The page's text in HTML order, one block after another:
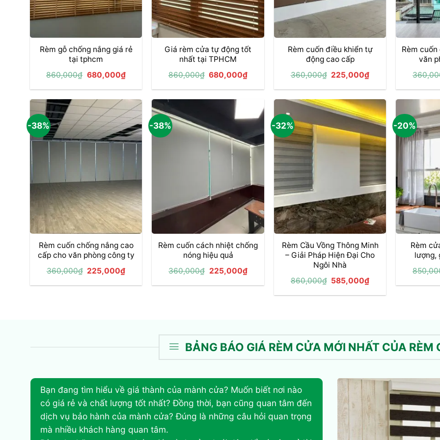
Rèm gỗ chống nắng giá rẻ
tại tphcm
860,000₫ Giá
là:
680,000₫Giá
hiện
tại
680,000₫.
+
Giá rèm cửa tự động tốt
nhất tại TPHCM
860,000₫ Giá
là:
680,000₫Giá
tại
680,000₫.
Rèm cuốn điều khiển tự
động cao cấp
360,000₫ Giá
là:
225,000₫Giá
tại
225,000₫.
Rèm
văn
-38%
Rèm cuốn chống nắng cao
cấp cho văn phòng công ty
360,000₫ Giá
là:
225,000₫Giá
tại
-38%
Rèm cuốn cách nhiệt chống
nóng hiệu quả
360,000₫ Giá
là:
225,000₫Giá
hiện
tại
-32%
+
Rèm Cầu Vồng Thông Minh
– Giải Pháp Hiện Đại Cho
Ngôi Nhà
860,000₫ Giá
là:
585,000₫Giá
tại
-20%
Rèm
lượng,
BẢNG BÁO GIÁ RÈM CỬA MỚI NHẤT CỦA RÈM
Bạn đang tìm hiểu về giá thành của mành cửa? Muốn biết nơi nào
có giá rẻ và chất lượng tốt nhất? Đồng thời, bạn cũng quan tâm đến
dịch vụ bảo hành của mành cửa? Đúng là những câu hỏi quan trọng
mà nhiều khách hàng quan tâm.